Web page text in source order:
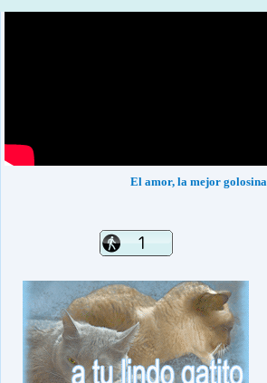
El amor, la mejor golosina